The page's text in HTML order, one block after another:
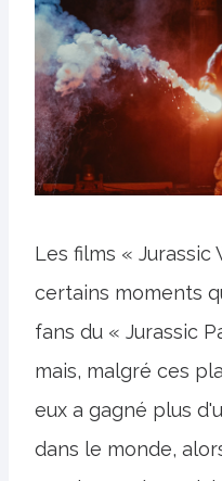
Les films «
certains moments
fans du « Jurassic
mais, malgré ces
eux a gagné plus
dans le monde,